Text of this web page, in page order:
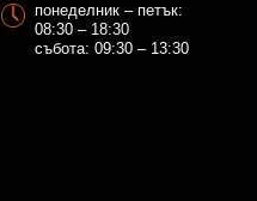
понеделник – петък:
08:30 – 18:30
събота: 09:30 – 13:30